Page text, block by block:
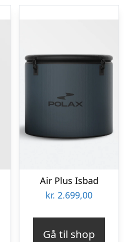
Air Plus Isbad
kr. 2.699,00
Gå til shop